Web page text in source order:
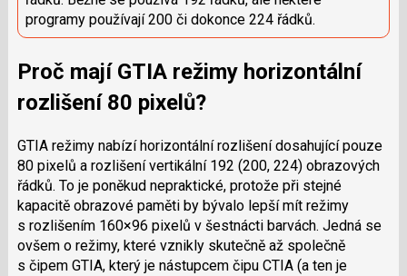
programy používají 200 či dokonce 224 řádků.
Proč mají GTIA režimy horizontální
rozlišení 80 pixelů?
GTIA režimy nabízí horizontální rozlišení dosahující pouze
80 pixelů a rozlišení vertikální 192 (200, 224) obrazových
řádků. To je poněkud nepraktické, protože při stejné
kapacitě obrazové paměti by bývalo lepší mít režimy
s rozlišením 160×96 pixelů v šestnácti barvách. Jedná se
ovšem o režimy, které vznikly skutečně až společně
s čipem GTIA, který je nástupcem čipu CTIA (a ten je